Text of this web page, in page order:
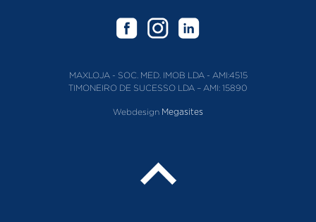
MAXLOJA - SOC. MED. IMOB LDA - AMI:4515
TIMONEIRO DE SUCESSO LDA – AMI: 15890
Webdesign Megasites